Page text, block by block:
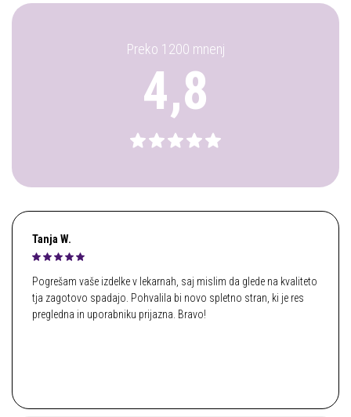
Preko 1200 mnenj
4,8
Tanja W.
Pogrešam vaše izdelke v lekarnah, saj mislim da glede na kvaliteto
tja zagotovo spadajo. Pohvalila bi novo spletno stran, ki je res
pregledna in uporabniku prijazna. Bravo!